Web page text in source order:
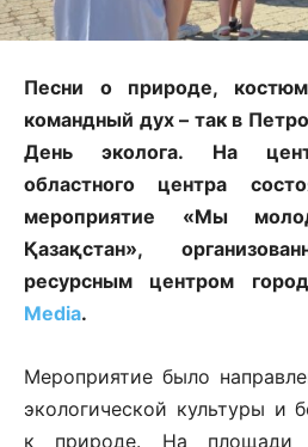
Песни о природе,
командный дух – так в
День эколога. На
областного центра
мероприятие «Мы
Қазақстан»,
ресурсным центром
Media.
Мероприятие было
экологической культуры и
к природе. На площади